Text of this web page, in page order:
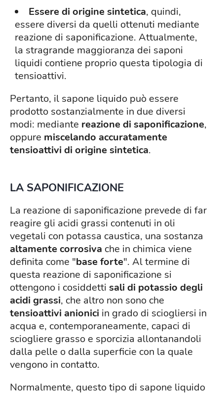
Essere di origine sintetica, quindi,
essere diversi da quelli ottenuti mediante
reazione di saponificazione. Attualmente,
la stragrande maggioranza dei saponi
liquidi contiene proprio questa tipologia di
tensioattivi.
Pertanto, il sapone liquido può essere
prodotto sostanzialmente in due diversi
modi: mediante reazione di saponificazione,
oppure miscelando accuratamente
tensioattivi di origine sintetica.
LA SAPONIFICAZIONE
La reazione di saponificazione prevede di far
reagire gli acidi grassi contenuti in oli
vegetali con potassa caustica, una sostanza
altamente corrosiva che in chimica viene
definita come "baseforte". Al termine di
questa reazione di saponificazione si
ottengono i cosiddetti sali di potassio degli
acidi grassi, che altro non sono che
tensioattivi anionici in grado di sciogliersi in
acqua e, contemporaneamente, capaci di
sciogliere grasso e sporcizia allontanandoli
dalla pelle o dalla superficie con la quale
vengono in contatto.
Normalmente, questo tipo di sapone liquido